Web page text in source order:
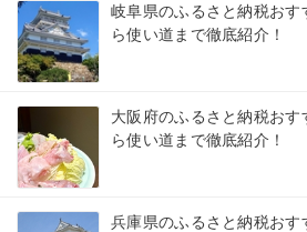
岐阜県のふるさと納税お
ら使い道まで徹底紹介！
大阪府のふるさと納税お
ら使い道まで徹底紹介！
兵庫県のふるさと納税お